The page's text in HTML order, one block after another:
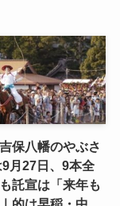
保八幡のやぶさ